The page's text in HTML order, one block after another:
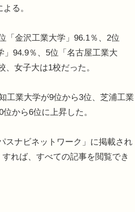
る。
金沢工業大学」96.1％、2位
94.9％、5位「名古屋工業大
女子大は1校だった。
業大学が9位から3位、芝浦工業
から6位に上昇した。
ナビネットワーク」に掲載され
れば、すべての記事を閲覧でき